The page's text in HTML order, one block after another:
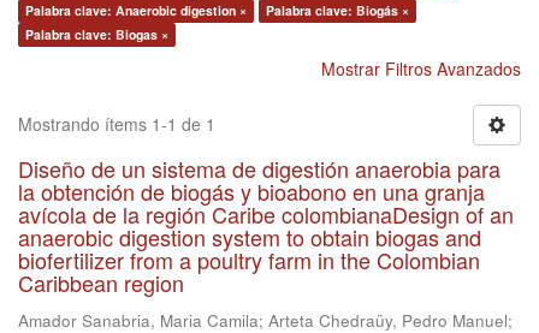
Palabra clave: Anaerobic digestion ×
Palabra clave: Biogás ×
Palabra clave: Biogas ×
Mostrar Filtros Avanzados
Mostrando ítems 1-1 de 1
Diseño de un sistema de digestión anaerobia para
la obtención de biogás y bioabono en una granja
avícola de la región Caribe colombianaDesign of an
anaerobic digestion system to obtain biogas and
biofertilizer from a poultry farm in the Colombian
Caribbean region
Amador Sanabria, Maria Camila; Arteta Chedraüy, Pedro Manuel;